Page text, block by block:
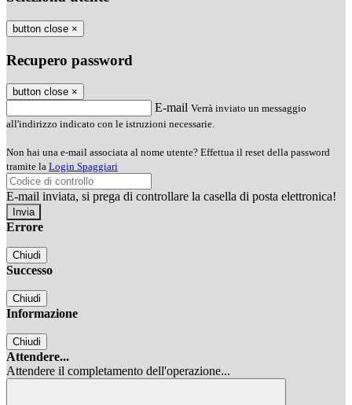
button close ×
Recupero password
button close ×
E-mail Verrà inviato un messaggio
all'indirizzo indicato con le istruzioni necessarie.
Non hai una e-mail associata al nome utente? Effettua il reset della password
tramite la Login Spaggiari
E-mail inviata, si prega di controllare la casella di posta elettronica!
Errore
Chiudi
Successo
Chiudi
Informazione
Chiudi
Attendere...
Attendere il completamento dell'operazione...